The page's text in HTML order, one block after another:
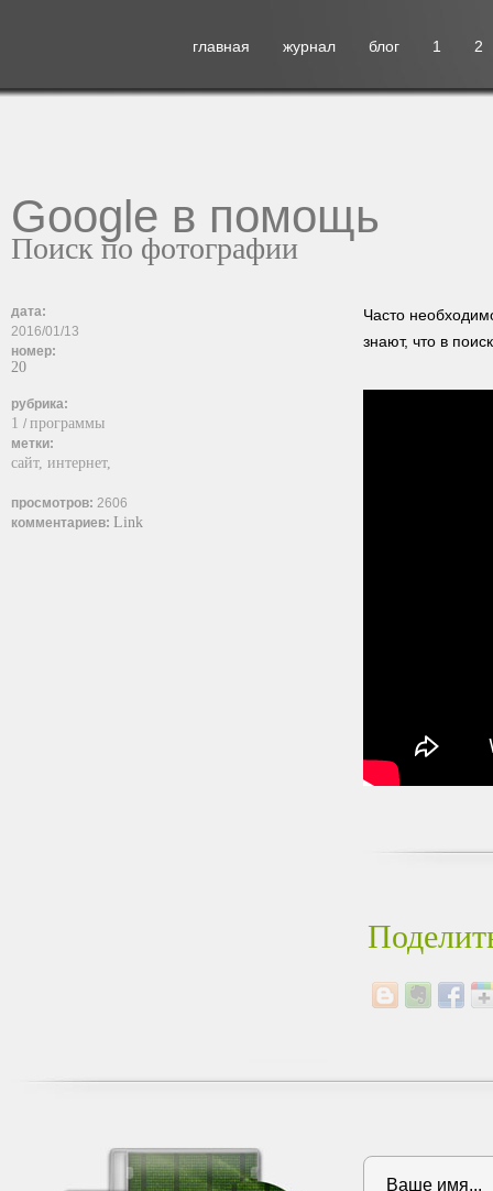
главная журнал блог 1 2
Google в помощь
Поиск по фотографии
дата:
2016/01/13
номер:
20
рубрика:
1 / программы
метки:
сайт, интернет,
просмотров: 2606
комментариев: Link
Часто
знают, что в